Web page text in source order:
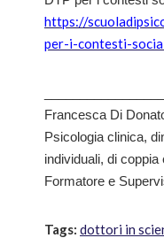
https://
per-i-contesti-
Francesca Di
Psicologia clinica,
individuali, di
Formatore e
Tags: dottori in